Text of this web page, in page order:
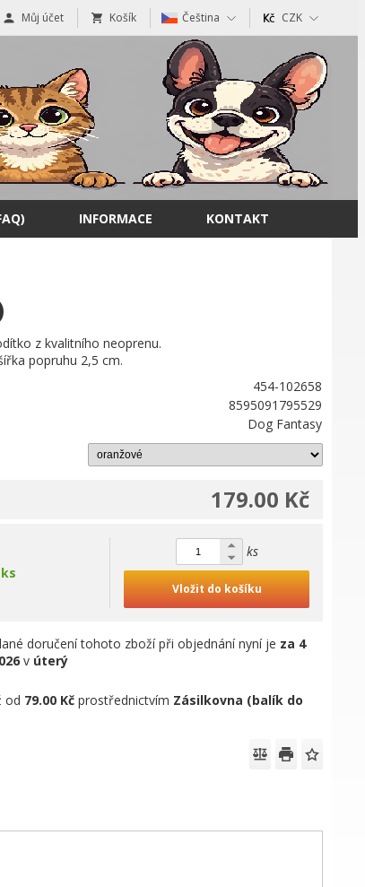
Můj účet Košík Čeština CZK
INFORMACE KONTAKT
z kvalitního neoprenu.
popruhu 2,5 cm.
454-102658
8595091795529
Dog Fantasy
179.00 Kč
ks
Vložit do košíku
doručení tohoto zboží při objednání nyní je za 4
v úterý
od 79.00 Kč prostřednictvím Zásilkovna (balík do